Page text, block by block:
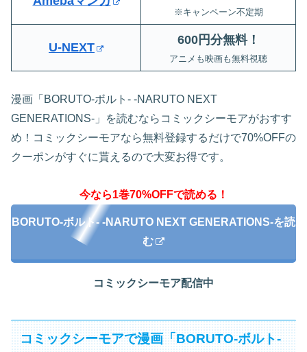
※キャンペーン不定期
U-NEXT
600円分無料！
アニメも映画も無料視聴
漫画「BORUTO-ボルト- -NARUTO NEXT
GENERATIONS-」を読むならコミックシーモアがおすす
め！コミックシーモアなら無料登録するだけで70%OFFの
クーポンがすぐに貰えるので大変お得です。
今なら1巻70%OFFで読める！
BORUTO-ボルト- -NARUTO NEXT GENERATIONS-を読
む
コミックシーモア配信中
コミックシーモアで漫画「BORUTO-ボルト-